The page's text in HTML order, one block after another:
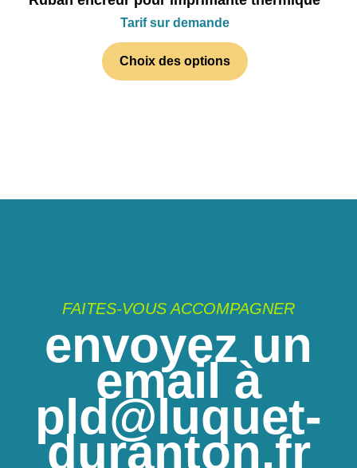
Tarif sur demande
Choix des options
FAITES-VOUS ACCOMPAGNER
envoyez un
email à
pld@luquet-
duranton.fr